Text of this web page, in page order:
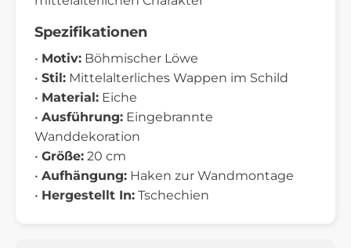
Spezifikationen
• Motiv: Böhmischer Löwe
• Stil: Mittelalterliches Wappen im Schild
• Material: Eiche
• Ausführung: Eingebrannte
Wanddekoration
• Größe: 20 cm
• Aufhängung: Haken zur Wandmontage
• Hergestellt In: Tschechien